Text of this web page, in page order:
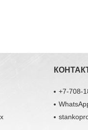
+7-708-